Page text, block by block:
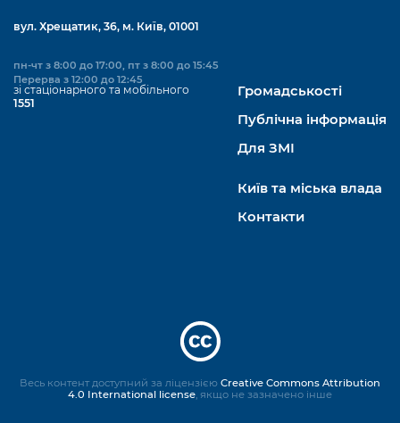
вул. Хрещатик, 36, м. Київ, 01001
пн-чт з 8:00 до 17:00, пт з 8:00 до 15:45
Перерва з 12:00 до 12:45
зі стаціонарного та мобільного
1551
Громадськості
Публічна інформація
Для ЗМІ
Київ та міська влада
Контакти
Весь контент доступний за ліцензією Creative Commons Attribution
4.0 International license, якщо не зазначено інше